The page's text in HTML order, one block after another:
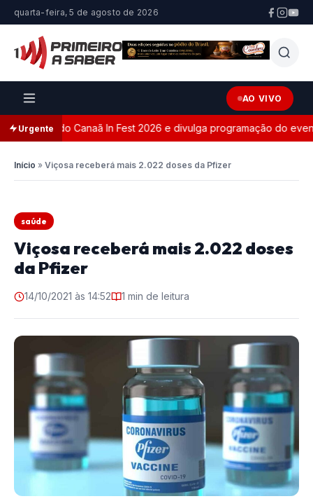
quarta-feira, 5 de agosto de 2026
AO VIVO
Urgente
oficial do Canaã In Fest 2026 e divulga programação do evento
Início » Viçosa receberá mais 2.022 doses da Pfizer
saúde
Viçosa receberá mais 2.022 doses
da Pfizer
14/10/2021 às 14:52 1 min de leitura